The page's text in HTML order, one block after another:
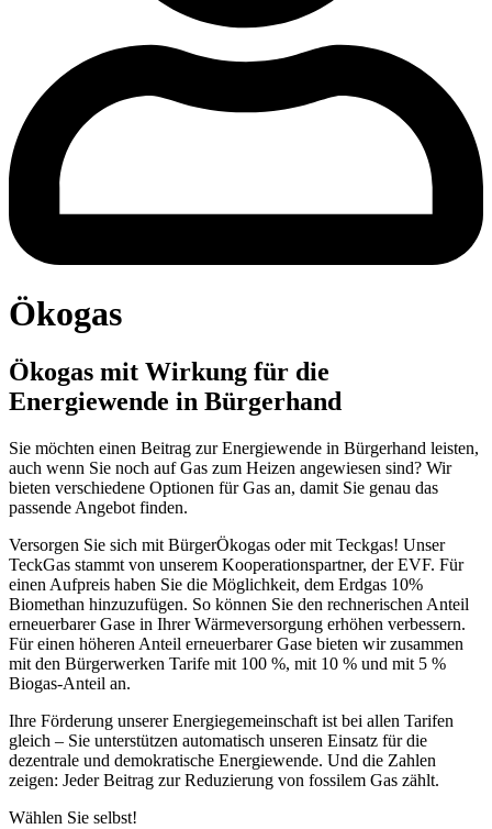
Ökogas
Ökogas mit Wirkung für die
Energiewende in Bürgerhand
Sie möchten einen Beitrag zur Energiewende in Bürgerhand leisten,
auch wenn Sie noch auf Gas zum Heizen angewiesen sind? Wir
bieten verschiedene Optionen für Gas an, damit Sie genau das
passende Angebot finden.
Versorgen Sie sich mit BürgerÖkogas oder mit Teckgas! Unser
TeckGas stammt von unserem Kooperationspartner, der EVF. Für
einen Aufpreis haben Sie die Möglichkeit, dem Erdgas 10%
Biomethan hinzuzufügen. So können Sie den rechnerischen Anteil
erneuerbarer Gase in Ihrer Wärmeversorgung erhöhen verbessern.
Für einen höheren Anteil erneuerbarer Gase bieten wir zusammen
mit den Bürgerwerken Tarife mit 100 %, mit 10 % und mit 5 %
Biogas-Anteil an.
Ihre Förderung unserer Energiegemeinschaft ist bei allen Tarifen
gleich – Sie unterstützen automatisch unseren Einsatz für die
dezentrale und demokratische Energiewende. Und die Zahlen
zeigen: Jeder Beitrag zur Reduzierung von fossilem Gas zählt.
Wählen Sie selbst!